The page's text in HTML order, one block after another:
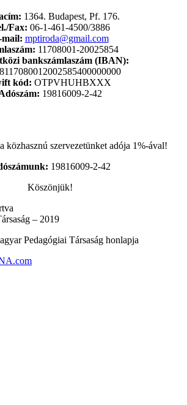
1364. Budapest, Pf. 176.
Fax: 06-1-461-4500/3886
mptiroda@gmail.com
11708001-20025854
bankszámlaszám (IBAN):
kód: OTPVHUHBXXX
19816009-2-42
közhasznú szervezetünket adója 1%-ával!
19816009-2-42
Köszönjük!
– 2019
Pedagógiai Társaság honlapja